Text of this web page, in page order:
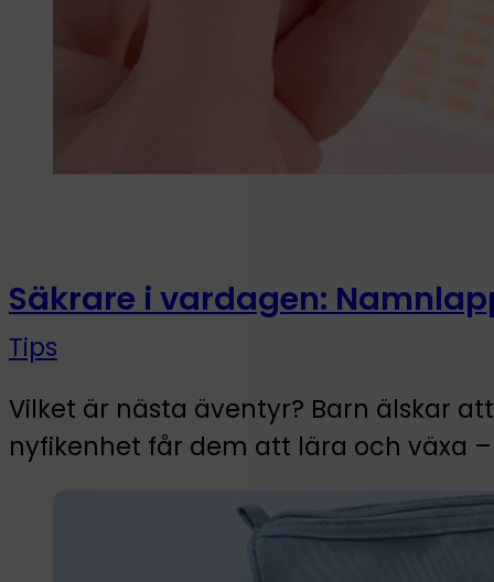
Säkrare i vardagen:
Tips
Vilket är nästa äventyr? Barn älskar
nyfikenhet får dem att lära och växa